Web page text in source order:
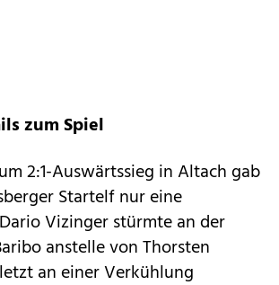
zum Spiel
2:1-Auswärtssieg in Altach gab
Startelf nur eine
Vizinger stürmte an der
anstelle von Thorsten
an einer Verkühlung